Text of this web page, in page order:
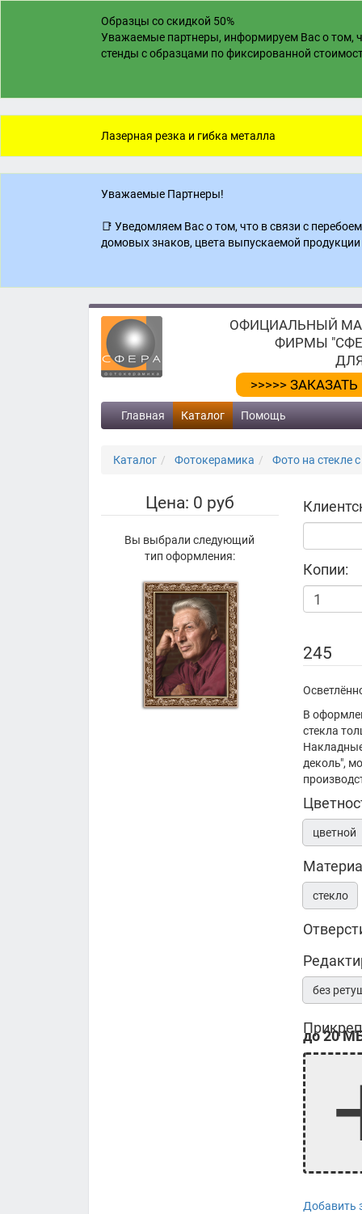
Образцы со скидкой 50%
Уважаемые партнеры, информируем Вас о том,
стенды с образцами по фиксированной
Лазерная резка и гибка металла
Уважаемые Партнеры!
📑 Уведомляем Вас о том, что в связи с
домовых знаков, цвета выпускаемой
ОФИЦИАЛЬНЫЙ
ФИРМЫ
>>>>>
Главная Каталог Помощь
Каталог Фотокерамика Фото на стекле
Цена: 0 руб
Вы выбрали следующий
тип оформления:
Копии:
245
В
стекла
деколь",
цветной
стекло
без
до 20
Добавить